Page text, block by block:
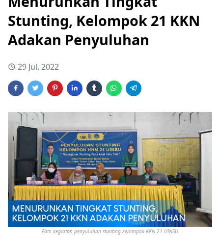
Stunting, Kelompok 21 KKN
Adakan Penyuluhan
29 Jul, 2022
Foto kegiatan penyuluhan stunting kelompok KKN 21 UINSU